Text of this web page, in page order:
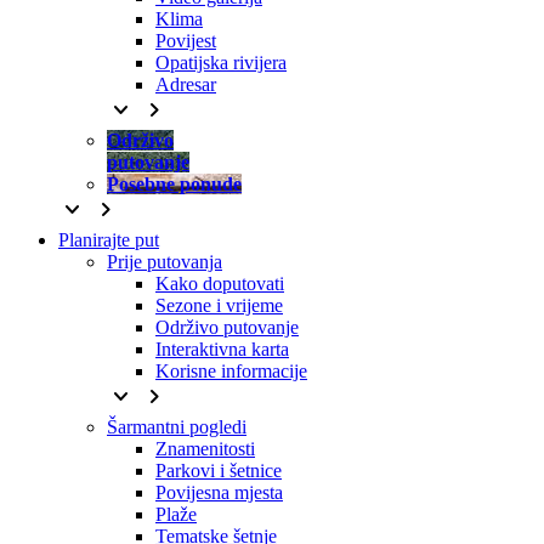
Klima
Povijest
Opatijska rivijera
Adresar
keyboard_arrow_down keyboard_arrow_right
Održivo
putovanje
Posebne ponude
keyboard_arrow_down keyboard_arrow_right
Planirajte put
Prije putovanja
Kako doputovati
Sezone i vrijeme
Održivo putovanje
Interaktivna karta
Korisne informacije
keyboard_arrow_down keyboard_arrow_right
Šarmantni pogledi
Znamenitosti
Parkovi i šetnice
Povijesna mjesta
Plaže
Tematske šetnje